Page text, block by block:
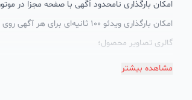
امکان بارگذاری نامحدود آگهی با صفحه مجزا در
امکان بارگذاری ویدئو 100 ثانیه‌ای برای هر آگهی روی سرور چچیلاس؛
گالری تصاویر محصول؛
امکان دسته‌بندی آگهی‌ها
مشاهده بیشتر